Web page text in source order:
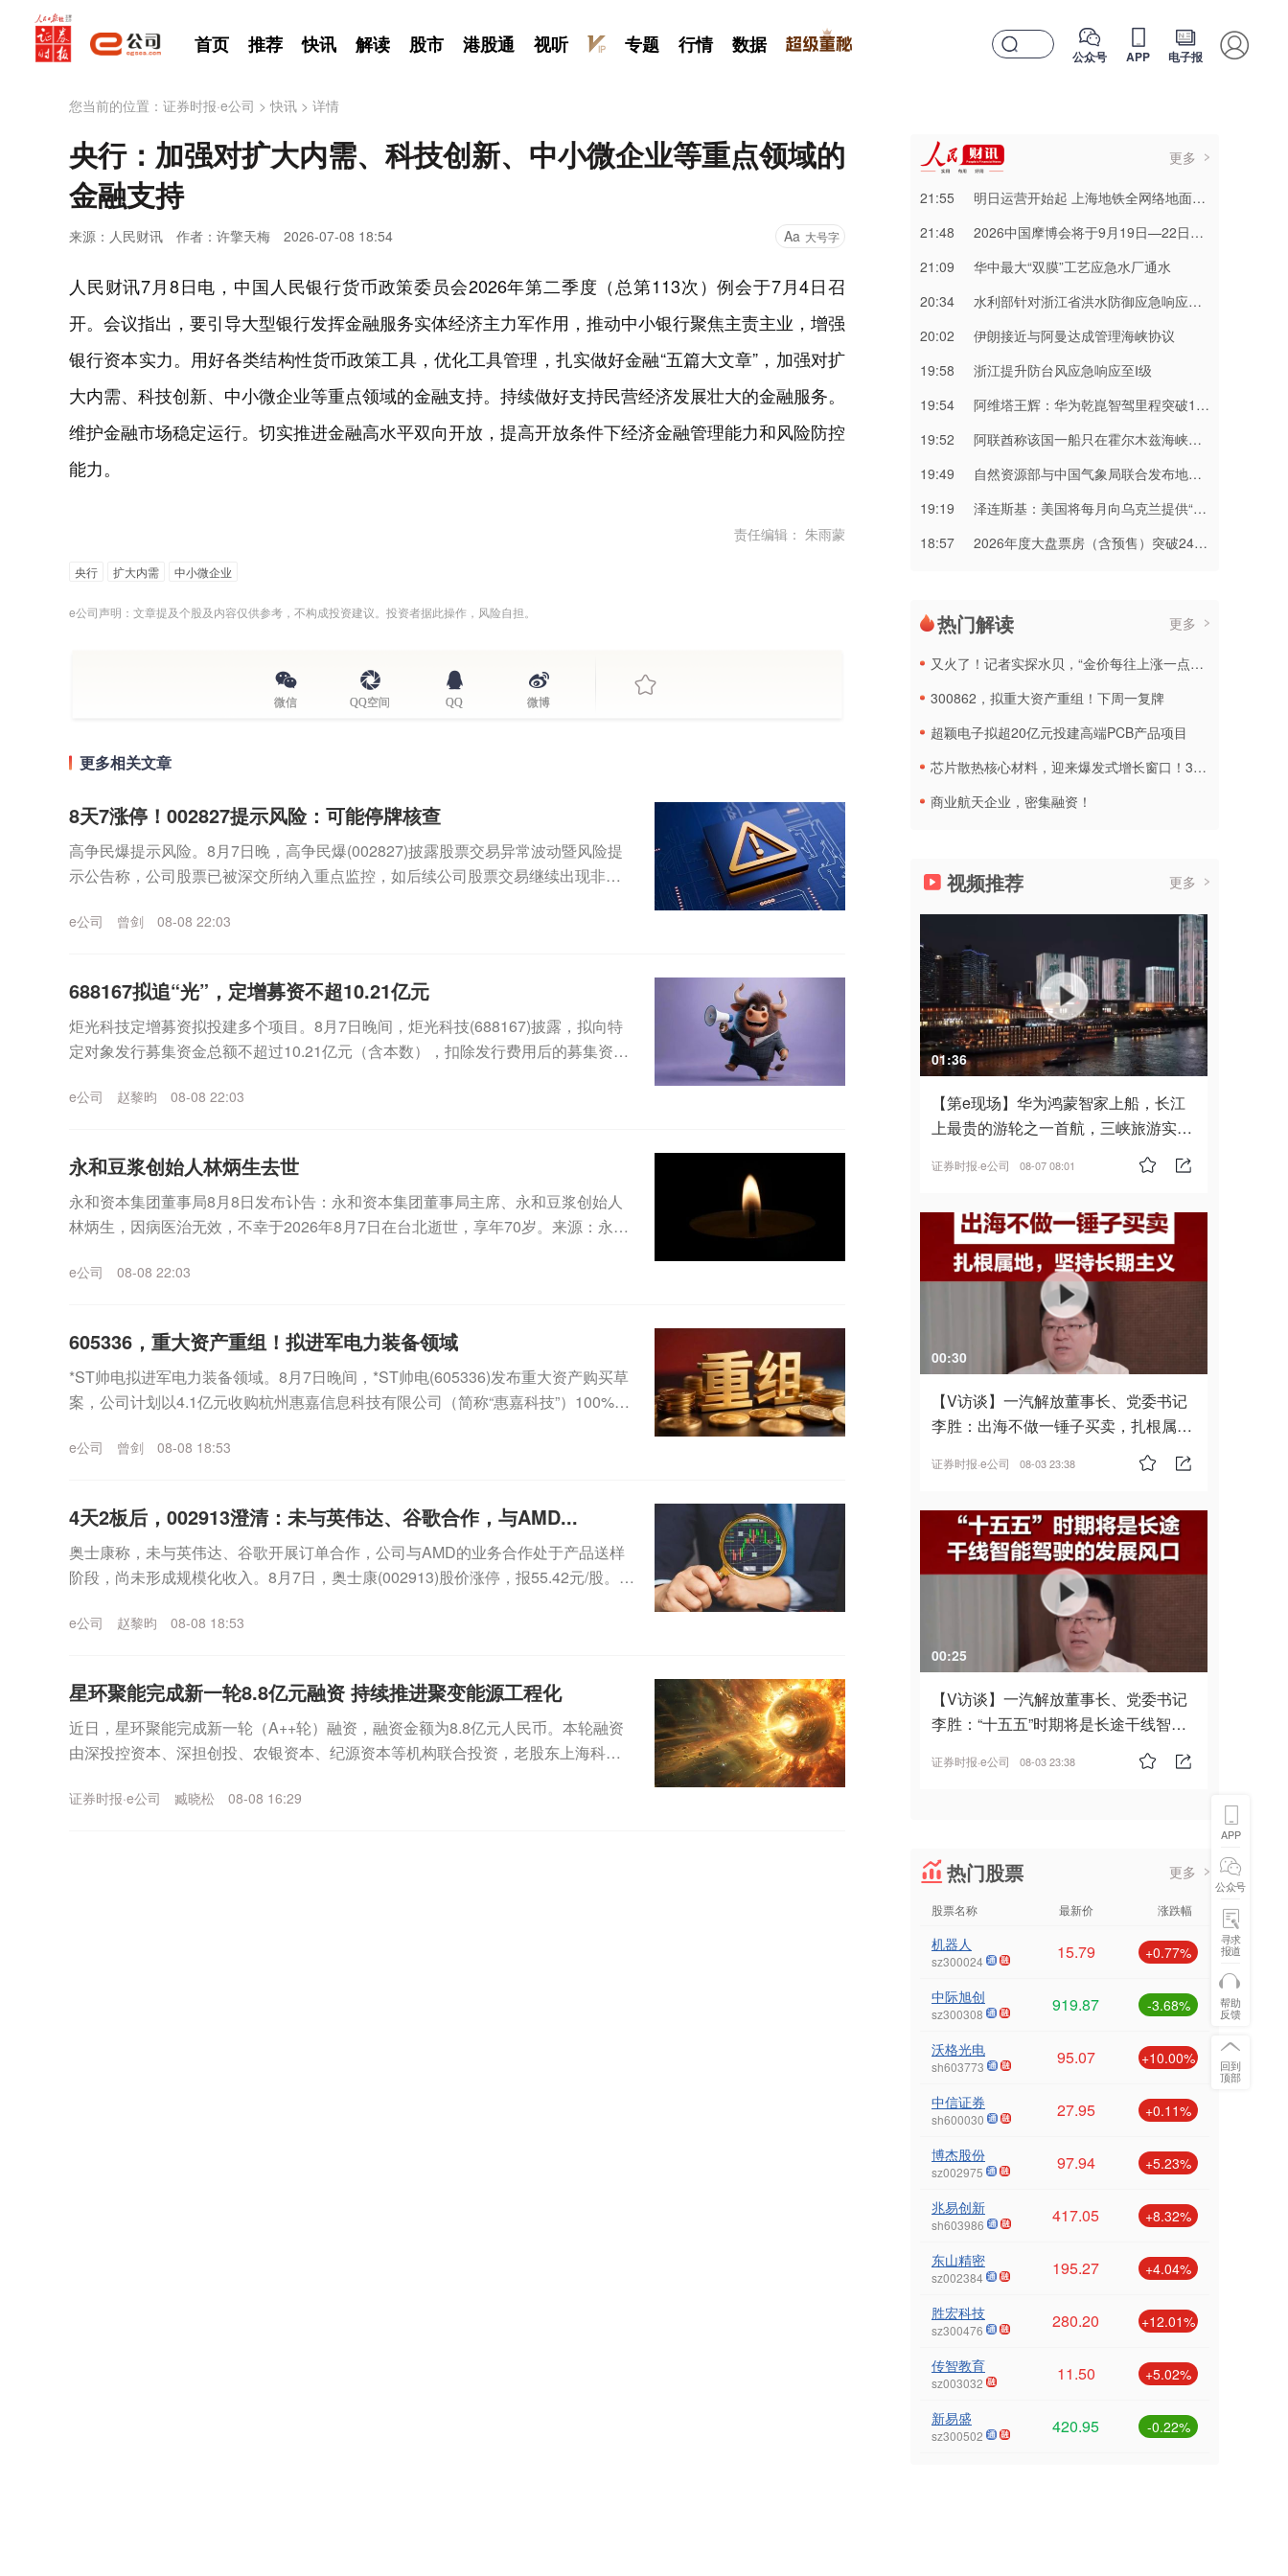
首页 推荐 快讯 解读 股市 港股通 视听 专题 行情 数据 公众号 APP 电子报
您当前的位置： 证券时报·e公司 >快讯 > 详情
央行：加强对扩大内需、科技创新、中小微企业等重点领域的
金融支持
来源：人民财讯 作者：许擎天梅 2026-07-08 18:54 Aa 大号字
人民财讯7月8日电，中国人民银行货币政策委员会2026年第二季度（总第113次）例会于7月4日召
开。会议指出，要引导大型银行发挥金融服务实体经济主力军作用，推动中小银行聚焦主责主业，增强
银行资本实力。用好各类结构性货币政策工具，优化工具管理，扎实做好金融“五篇大文章”，加强对扩
大内需、科技创新、中小微企业等重点领域的金融支持。持续做好支持民营经济发展壮大的金融服务。
维护金融市场稳定运行。切实推进金融高水平双向开放，提高开放条件下经济金融管理能力和风险防控
能力。
责任编辑： 朱雨蒙
央行 扩大内需 中小微企业
e公司声明：文章提及个股及内容仅供参考，不构成投资建议。投资者据此操作，风险自担。
微信 QQ空间 QQ 微博
更多相关文章
8天7涨停！002827提示风险：可能停牌核查
高争民爆提示风险。8月7日晚，高争民爆(002827)披露股票交易异常波动暨风险提
示公告称，公司股票已被深交所纳入重点监控，如后续公司股票交易继续出现非理
e公司 曾剑 08-08 22:03
688167拟追“光”，定增募资不超10.21亿元
炬光科技定增募资拟投建多个项目。8月7日晚间，炬光科技(688167)披露，拟向特
定对象发行募集资金总额不超过10.21亿元（含本数），扣除发行费用后的募集资金
e公司 赵黎昀 08-08 22:03
永和豆浆创始人林炳生去世
永和资本集团董事局8月8日发布讣告：永和资本集团董事局主席、永和豆浆创始人
林炳生，因病医治无效，不幸于2026年8月7日在台北逝世，享年70岁。来源：永和
e公司 08-08 22:03
605336，重大资产重组！拟进军电力装备领域
*ST帅电拟进军电力装备领域。8月7日晚间，*ST帅电(605336)发布重大资产购买草
案，公司计划以4.1亿元收购杭州惠嘉信息科技有限公司（简称“惠嘉科技”）100%股
e公司 曾剑 08-08 18:53
4天2板后，002913澄清：未与英伟达、谷歌合作，与AMD...
奥士康称，未与英伟达、谷歌开展订单合作，公司与AMD的业务合作处于产品送样
阶段，尚未形成规模化收入。8月7日，奥士康(002913)股价涨停，报55.42元/股。近
e公司 赵黎昀 08-08 18:53
星环聚能完成新一轮8.8亿元融资 持续推进聚变能源工程化
近日，星环聚能完成新一轮（A++轮）融资，融资金额为8.8亿元人民币。本轮融资
由深投控资本、深担创投、农银资本、纪源资本等机构联合投资，老股东上海科创
证券时报·e公司 臧晓松 08-08 16:29
更多
21:55
明日运营开始起 上海地铁全网络地面高架区段限速运行
21:48
2026中国摩博会将于9月19日—22日在重庆举行
21:09
华中最大“双膜”工艺应急水厂通水
20:34
水利部针对浙江省洪水防御应急响应提升至Ⅲ级
20:02
伊朗接近与阿曼达成管理海峡协议
19:58
浙江提升防台风应急响应至Ⅰ级
19:54
阿维塔王辉：华为乾崑智驾里程突破137亿公里
19:52
阿联酋称该国一船只在霍尔木兹海峡遭袭
19:49
自然资源部与中国气象局联合发布地质灾害橙色预警
19:19
泽连斯基：美国将每月向乌克兰提供“爱国者”拦截导弹
18:57
2026年度大盘票房（含预售）突破240亿元
热门解读 更多
又火了！记者实探水贝，“金价每往上涨一点，人气就会明显好转”
300862，拟重大资产重组！下周一复牌
超颖电子拟超20亿元投建高端PCB产品项目
芯片散热核心材料，迎来爆发式增长窗口！3只概念股年内涨幅翻倍
商业航天企业，密集融资！
视频推荐 更多
01:36
【第e现场】华为鸿蒙智家上船，长江
上最贵的游轮之一首航，三峡旅游实
证券时报·e公司 08-07 08:01
00:30
【V访谈】一汽解放董事长、党委书记
李胜：出海不做一锤子买卖，扎根属
证券时报·e公司 08-03 23:38
00:25
【V访谈】一汽解放董事长、党委书记
李胜：“十五五”时期将是长途干线智能
证券时报·e公司 08-03 23:38
热门股票 更多
股票名称 最新价 涨跌幅
机器人
sz300024 15.79 +0.77%
中际旭创
sz300308 919.87 -3.68%
沃格光电
sh603773 95.07 +10.00%
中信证券
sh600030 27.95 +0.11%
博杰股份
sz002975 97.94 +5.23%
兆易创新
sh603986 417.05 +8.32%
东山精密
sz002384 195.27 +4.04%
胜宏科技
sz300476 280.20 +12.01%
传智教育
sz003032 11.50 +5.02%
新易盛
sz300502 420.95 -0.22%
APP
公众号
寻求
报道
帮助
反馈
回到
顶部